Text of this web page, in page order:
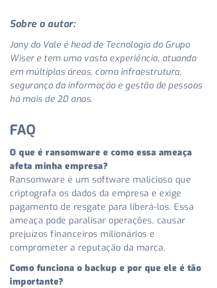
Sobre o autor:
Jony do Vale é head de Tecnologia do Grupo
Wiser e tem uma vasta experiência, atuando
em múltiplas áreas, como infraestrutura,
segurança da informação e gestão de pessoas
há mais de 20 anos.
FAQ
O que é ransomware e como essa ameaça
afeta minha empresa?
Ransomware é um software malicioso que
criptografa os dados da empresa e exige
pagamento de resgate para liberá-los. Essa
ameaça pode paralisar operações, causar
prejuízos financeiros milionários e
comprometer a reputação da marca.
Como funciona o backup e por que ele é tão
importante?